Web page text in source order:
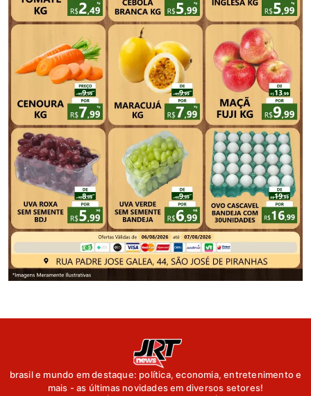
brasil e mundo em destaque: política, economia, entretenimento e
mais - as últimas novidades em diversos setores!